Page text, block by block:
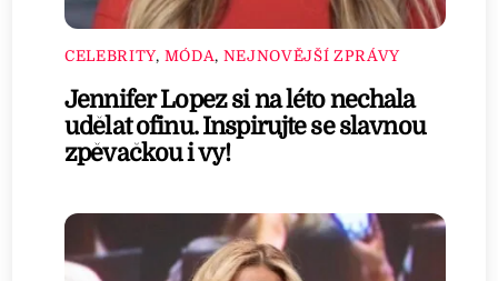
CELEBRITY, MÓDA, NEJNOVĚJŠÍ ZPRÁVY
Jennifer Lopez si na léto nechala
udělat ofinu. Inspirujte se slavnou
zpěvačkou i vy!